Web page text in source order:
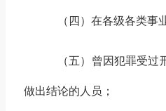
（四）在各级各类
（五）曾因犯罪受
做出结论的人员；